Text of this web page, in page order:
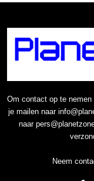
Om contact op te
je mailen naar
naar
Neem